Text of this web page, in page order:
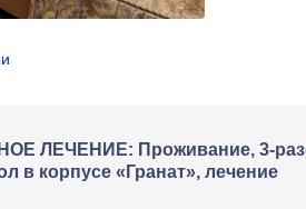
ЛЕЧЕНИЕ: Проживание, 3-
в корпусе «Гранат», лечение